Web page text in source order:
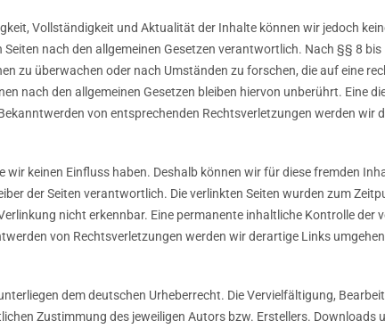
Vollständigkeit und Aktualität der Inhalte können wir jedoch
nach den allgemeinen Gesetzen verantwortlich. Nach §§ 8
zu überwachen oder nach Umständen zu forschen, die auf eine
nach den allgemeinen Gesetzen bleiben hiervon unberührt. Eine
von entsprechenden Rechtsverletzungen werden wir
keinen Einfluss haben. Deshalb können wir für diese fremden
der Seiten verantwortlich. Die verlinkten Seiten wurden zum
nicht erkennbar. Eine permanente inhaltliche Kontrolle der
von Rechtsverletzungen werden wir derartige Links
dem deutschen Urheberrecht. Die Vervielfältigung,
Zustimmung des jeweiligen Autors bzw. Erstellers. Downloads